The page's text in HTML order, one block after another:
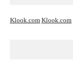
Klook.com Klook.com